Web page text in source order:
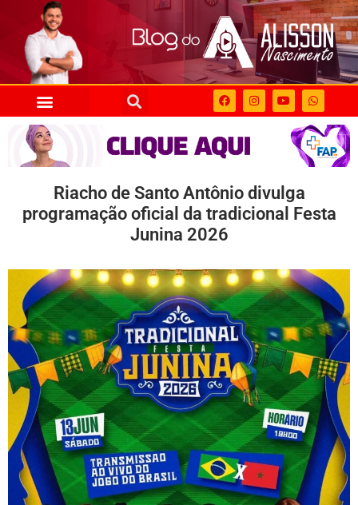
Riacho de Santo Antônio divulga
programação oficial da tradicional Festa
Junina 2026